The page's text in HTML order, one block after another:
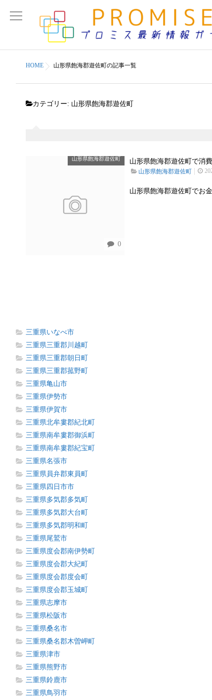
HOME 山形県飽海郡遊佐町の記事一覧
カテゴリー: 山形県飽海郡遊佐町
山形県飽海郡遊佐町
0
山形県飽海郡遊佐町で消
山形県飽海郡遊佐町
山形県飽海郡遊佐町でお
三重県いなべ市
三重県三重郡川越町
三重県三重郡朝日町
三重県三重郡菰野町
三重県亀山市
三重県伊勢市
三重県伊賀市
三重県北牟婁郡紀北町
三重県南牟婁郡御浜町
三重県南牟婁郡紀宝町
三重県名張市
三重県員弁郡東員町
三重県四日市市
三重県多気郡多気町
三重県多気郡大台町
三重県多気郡明和町
三重県尾鷲市
三重県度会郡南伊勢町
三重県度会郡大紀町
三重県度会郡度会町
三重県度会郡玉城町
三重県志摩市
三重県松阪市
三重県桑名市
三重県桑名郡木曽岬町
三重県津市
三重県熊野市
三重県鈴鹿市
三重県鳥羽市